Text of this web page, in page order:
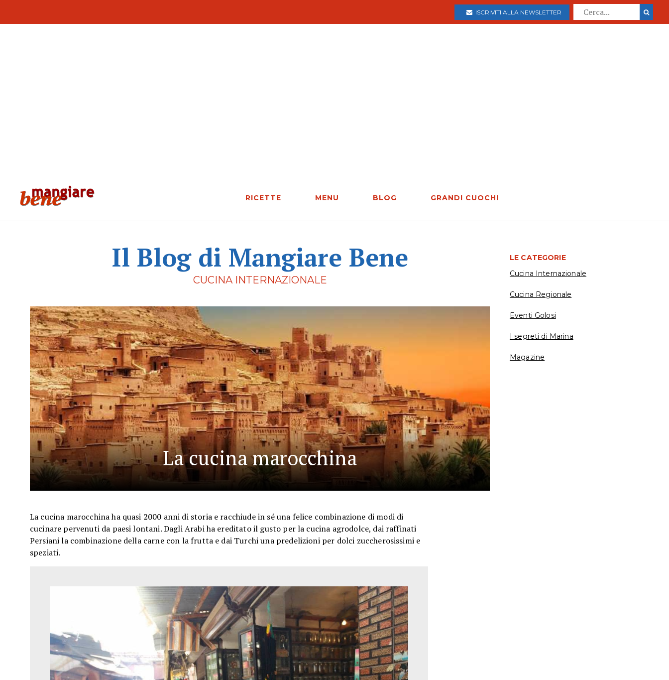
ISCRIVITI ALLA NEWSLETTER
RICETTE MENU BLOG GRANDI CUOCHI
Il Blog di Mangiare Bene
CUCINA INTERNAZIONALE
La cucina marocchina
La cucina marocchina ha quasi 2000 anni di storia e racchiude in sé una felice combinazione di modi di
cucinare pervenuti da paesi lontani. Dagli Arabi ha ereditato il gusto per la cucina agrodolce, dai raffinati
Persiani la combinazione della carne con la frutta e dai Turchi una predelizioni per dolci zuccherosissimi e
speziati.
LE CATEGORIE
Cucina Internazionale
Cucina Regionale
Eventi Golosi
I segreti di Marina
Magazine